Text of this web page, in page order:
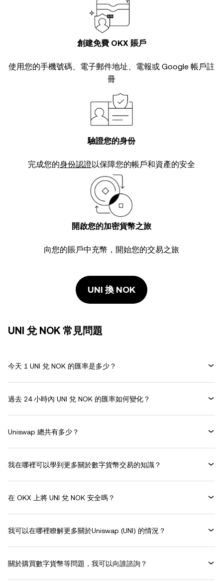
創建免費 OKX 賬戶
使用您的手機號碼、電子郵件地址、電報或 Google 帳戶註
冊
驗證您的身份
完成您的身份認證以保障您的帳戶和資產的安全
開啟您的加密貨幣之旅
向您的賬戶中充幣，開始您的交易之旅
UNI 換 NOK
UNI 兌 NOK 常見問題
今天 1 UNI 兌 NOK 的匯率是多少？
過去 24 小時內 UNI 兌 NOK 的匯率如何變化？
Uniswap 總共有多少？
我在哪裡可以學到更多關於數字貨幣交易的知識？
在 OKX 上將 UNI 兌 NOK 安全嗎？
我可以在哪裡瞭解更多關於Uniswap (UNI) 的情況？
關於購買數字貨幣等問題，我可以向誰諮詢？